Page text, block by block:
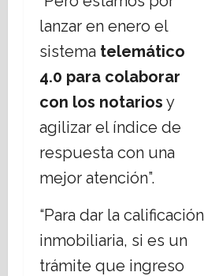
lanzar en enero el
sistema telemático
4.0 para colaborar
con los notarios y
agilizar el índice de
respuesta con una
mejor atención”.
“Para dar la calificación
inmobiliaria, si es un
trámite que ingreso